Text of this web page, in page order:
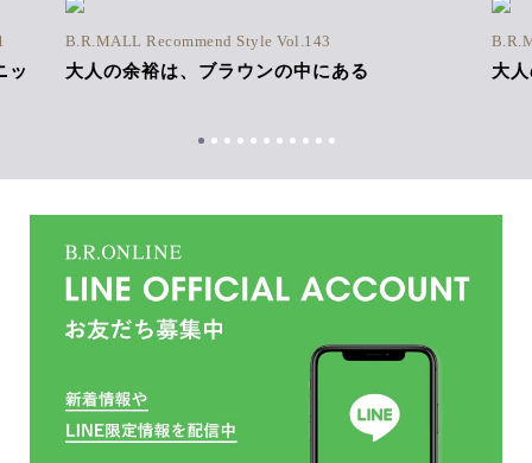
ッ
B.R.MALL Recommend Style Vol.143
大人の余裕は、ブラウンの中にある 大